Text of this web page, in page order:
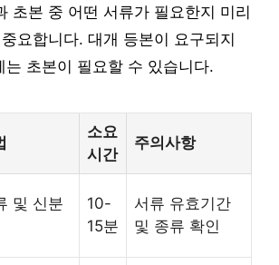
초본 중 어떤 서류가 필요한지 미리
요합니다. 대개 등본이 요구되지
는 초본이 필요할 수 있습니다.
소요
시간
주의사항
및 신분
10-
15분
서류 유효기간
및 종류 확인